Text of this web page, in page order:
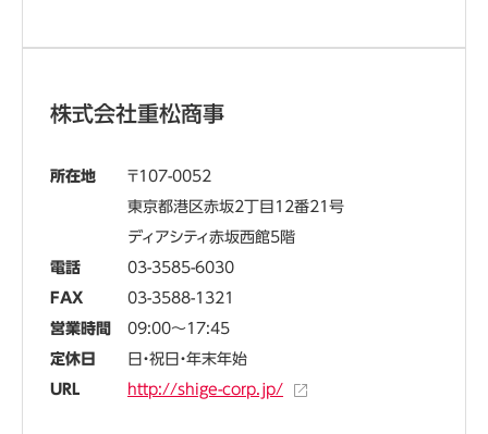
株式会社重松商事
所在地
107-0052
東京都港区赤坂2丁目12番21号
ディアシティ赤坂西館5階
電話
03-3585-6030
FAX
03-3588-1321
営業時間
09:00～17:45
定休日
日・祝日・年末年始
URL
http://shige-corp.jp/